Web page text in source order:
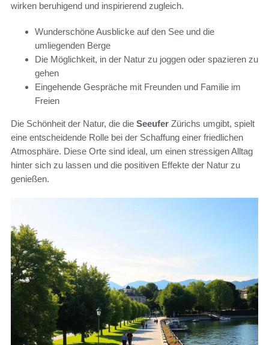
wirken beruhigend und inspirierend zugleich.
Wunderschöne Ausblicke auf den See und die
umliegenden Berge
Die Möglichkeit, in der Natur zu joggen oder spazieren zu
gehen
Eingehende Gespräche mit Freunden und Familie im
Freien
Die Schönheit der Natur, die die Seeufer Zürichs umgibt, spielt
eine entscheidende Rolle bei der Schaffung einer friedlichen
Atmosphäre. Diese Orte sind ideal, um einen stressigen Alltag
hinter sich zu lassen und die positiven Effekte der Natur zu
genießen.